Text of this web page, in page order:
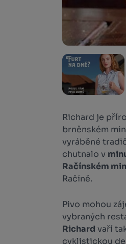
Richard je
brněnském
vyráběné
chutnalo v
Račínském
Račíně.
Pivo mohou
vybraných
Richard vaří
cyklistickou